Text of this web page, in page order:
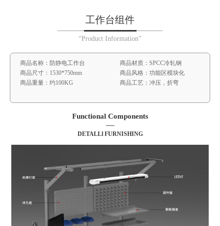
工作台组件
“Product Information”
商品名称：防静电工作台
商品材质：SPCC冷轧钢
商品尺寸：1530*750mm
商品风格：功能区模块化
商品重量：约100KG
商品工艺：冲压，折弯
Functional Components
DETALLl FURNISHING